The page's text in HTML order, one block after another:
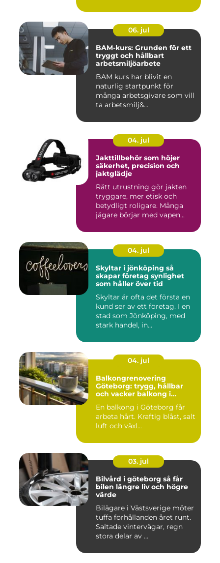
06. jul
BAM-kurs: Grunden för ett
tryggt och hållbart
arbetsmiljöarbete
BAM kurs har blivit en
naturlig startpunkt för
många arbetsgivare som vill
ta arbetsmilj&...
04. jul
Jakttillbehör som höjer
säkerhet, precision och
jaktglädje
Rätt utrustning gör jakten
tryggare, mer etisk och
betydligt roligare. Många
jägare börjar med vapen...
04. jul
Skyltar i jönköping så
skapar företag synlighet
som håller över tid
Skyltar är ofta det första en
kund ser av ett företag. I en
stad som Jönköping, med
stark handel, in...
04. jul
Balkongrenovering
Göteborg: trygg, hållbar
och vacker balkong i
En balkong i Göteborg får
arbeta hårt. Kraftig blåst, salt
luft och växl...
03. jul
Bilvård i göteborg så får
bilen längre liv och högre
värde
Bilägare i Västsverige möter
tuffa förhållanden året runt.
Saltade vintervägar, regn
stora delar av ...